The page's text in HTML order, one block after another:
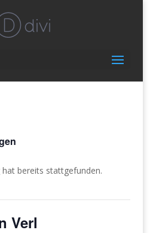
bereits stattgefunden.
Verl